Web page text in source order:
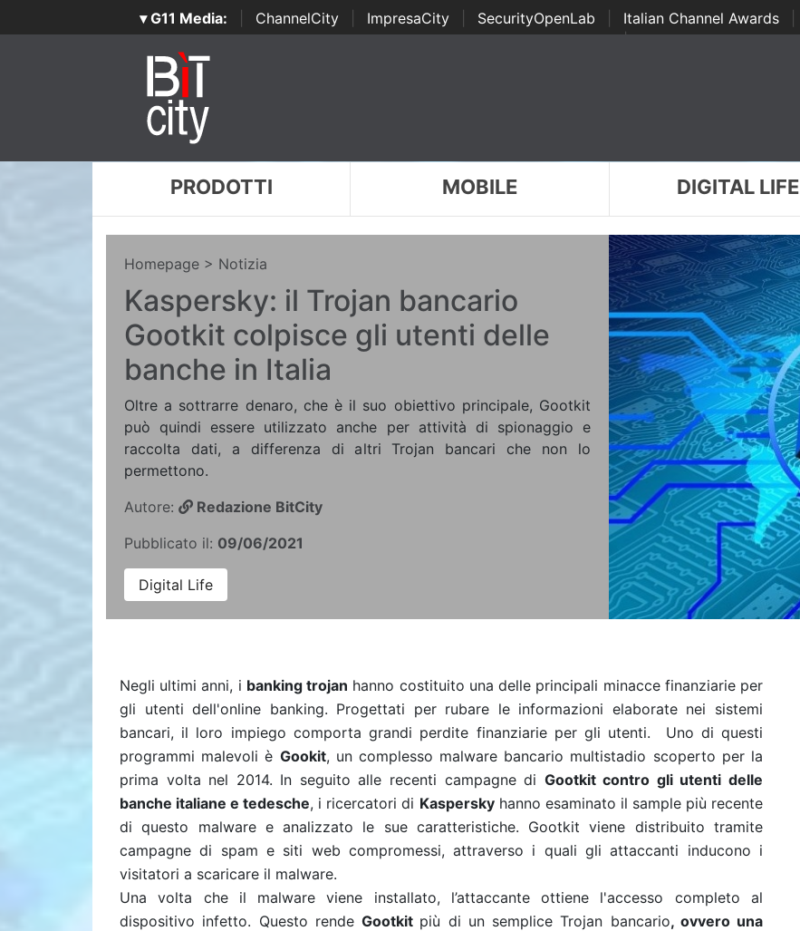
▾ G11 Media: ChannelCity ImpresaCity SecurityOpenLab Italian Channel Awards
Awards | ...
PRODOTTI MOBILE DIGITAL LIFE
Homepage > Notizia
Kaspersky: il Trojan bancario
Gootkit colpisce gli utenti delle
banche in Italia
Oltre a sottrarre denaro, che è il suo obiettivo principale, Gootkit
può quindi essere utilizzato anche per attività di spionaggio e
raccolta dati, a differenza di altri Trojan bancari che non lo
permettono.
Autore:
Redazione BitCity
Pubblicato il: 09/06/2021
Digital Life
Negli ultimi anni, i banking trojan hanno costituito una delle principali minacce finanziarie per
gli utenti dell'online banking. Progettati per rubare le informazioni elaborate nei sistemi
bancari, il loro impiego comporta grandi perdite finanziarie per gli utenti.
Uno di questi
programmi malevoli è Gookit, un complesso malware bancario multistadio scoperto per la
prima volta nel 2014. In seguito alle recenti campagne di Gootkit contro gli utenti delle
banche italiane e tedesche, i ricercatori di Kasperskyhanno esaminato il sample più recente
di questo malware e analizzato le sue caratteristiche. Gootkit viene distribuito tramite
campagne di spam e siti web compromessi, attraverso i quali gli attaccanti inducono i
visitatori a scaricare il malware.
Una volta che il malware viene installato, l’attaccante ottiene l'accesso completo al
dispositivo infetto. Questo rende Gootkit più di un semplice Trojan bancario, ovvero una